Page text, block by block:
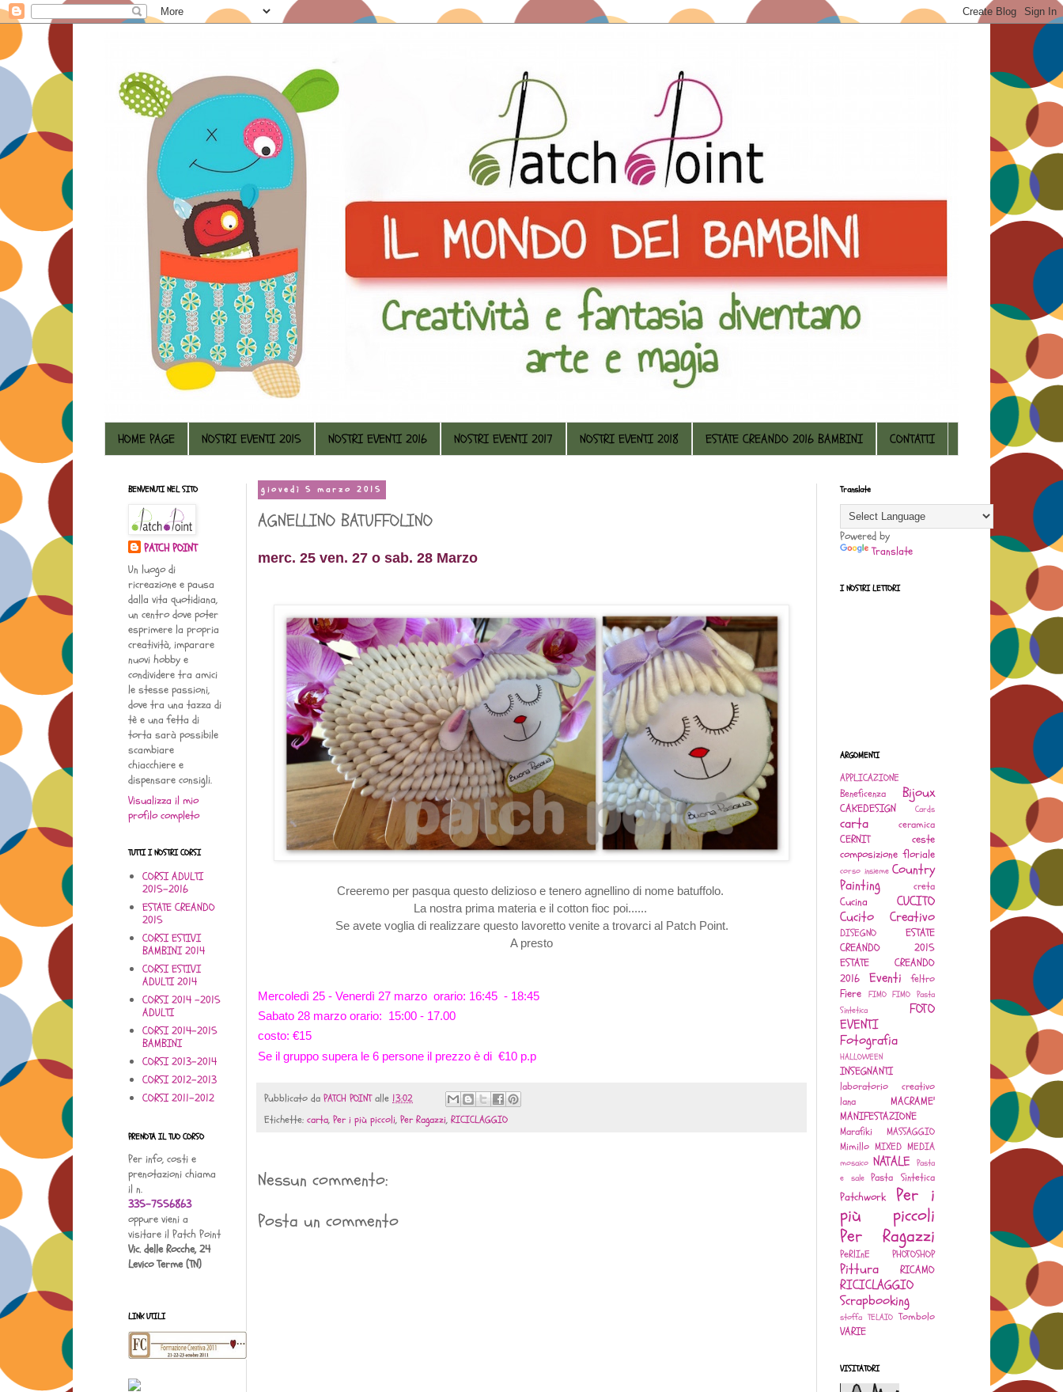
HOME PAGE NOSTRI EVENTI 2015 NOSTRI EVENTI 2016 NOSTRI EVENTI 2017 NOSTRI EVENTI 2018 ESTATE CREANDO 2016 BAMBINI CONTATTI
giovedì 5 marzo 2015
AGNELLINO BATUFFOLINO
merc. 25 ven. 27 o sab. 28 Marzo
Creeremo per pasqua questo delizioso e teneroagnellino di nome batuffolo.
La nostra prima materia e il cotton fioc poi......
Se avete voglia di realizzare questo lavoretto venite a trovarci al Patch Point.
A presto
Mercoledì 25 - Venerdì 27 marzo orario: 16:45 - 18:45
Sabato 28 marzo orario: 15:00 - 17.00
costo: €15
Se il gruppo supera le 6 persone il prezzo è di €10 p.p
Pubblicato da PATCH POINT alle 13:02
Etichette: carta, Per i più piccoli, Per Ragazzi, RICICLAGGIO
Nessun commento:
Posta un commento
BENVENUTI NEL SITO
PATCH POINT
Un luogo di
ricreazione e pausa
dalla vita quotidiana,
un centro dove poter
esprimere la propria
creatività, imparare
nuovi hobby e
condividere tra amici
le stesse passioni,
dove tra una tazza di
tè e una fetta di
torta sarà possibile
scambiare
chiacchiere e
dispensare consigli.
Visualizza il mio
profilo completo
TUTTI I NOSTRI CORSI
CORSI ADULTI
2015-2016
ESTATE CREANDO
2015
CORSI ESTIVI
BAMBINI 2014
CORSI ESTIVI
ADULTI 2014
CORSI 2014 -2015
ADULTI
CORSI 2014-2015
BAMBINI
CORSI 2013-2014
CORSI 2012-2013
CORSI 2011-2012
PRENOTA IL TUO CORSO
Per info, costi e
prenotazioni chiama
il n.
335-7556863
oppure vieni a
visitare il Patch Point
Vic. delle Rocche, 24
Levico Terme (TN)
LINK UTILI
Translate
Powered by
Translate
I NOSTRI LETTORI
ARGOMENTI
APPLICAZIONE
Beneficenza
Bijoux
CAKEDESIGN Cards
carta ceramica
CERNIT
ceste
composizione floriale
corso insieme Country
Painting
creta
Cucina
CUCITO
Cucito Creativo
DISEGNO
ESTATE
CREANDO 2015
ESTATE CREANDO
2016
Eventi feltro
Fiere FIMO FIMO Pasta
Sintetica
FOTO
EVENTI
Fotografia
HALLOWEEN
INSEGNANTI
laboratorio creativo
lana
MACRAME'
MANIFESTAZIONE
Marafiki
MASSAGGIO
Mimillo MIXED MEDIA
mosaico NATALE Pasta
e sale Pasta Sintetica
Patchwork
Per i
più piccoli
Per Ragazzi
PeRlInE PHOTOSHOP
Pittura RICAMO
RICICLAGGIO
Scrapbooking
stoffa TELAIO Tombolo
VARIE
VISITATORI